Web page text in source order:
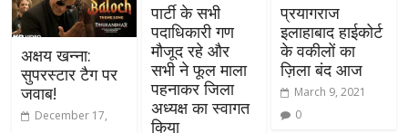
अक्षय खन्ना:
सुपरस्टार टैग पर
जवाब!
December 17,
पार्टी के सभी
पदाधिकारी गण
मौजूद रहे और
सभी ने फूल माला
पहनाकर जिला
अध्यक्ष का स्वागत
किया
प्रयागराज
इलाहाबाद हाईकोर्ट
के वकीलों का
ज़िला बंद आज
March 9, 2021
0